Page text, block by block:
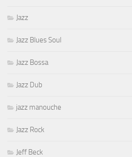
Jazz
Jazz Blues Soul
Jazz Bossa
Jazz Dub
jazz manouche
Jazz Rock
Jeff Beck